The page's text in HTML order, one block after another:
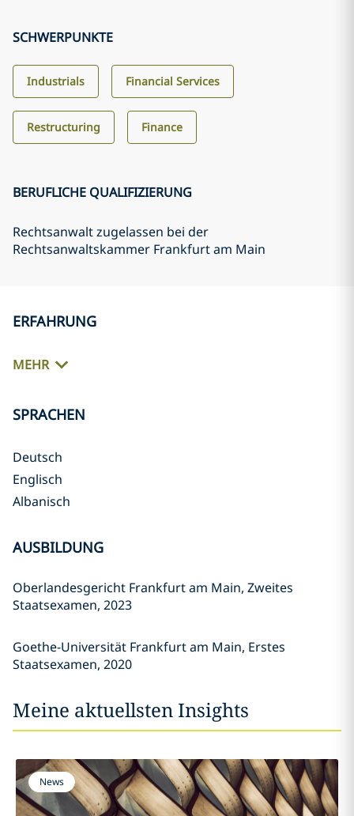
SCHWERPUNKTE
Industrials Financial Services
Restructuring Finance
BERUFLICHE QUALIFIZIERUNG
Rechtsanwalt zugelassen bei der
Rechtsanwaltskammer Frankfurt am Main
ERFAHRUNG
MEHR
SPRACHEN
Deutsch
Englisch
Albanisch
AUSBILDUNG
Oberlandesgericht Frankfurt am Main, Zweites
Staatsexamen, 2023
Goethe-Universität Frankfurt am Main, Erstes
Staatsexamen, 2020
Meine aktuellsten Insights
News